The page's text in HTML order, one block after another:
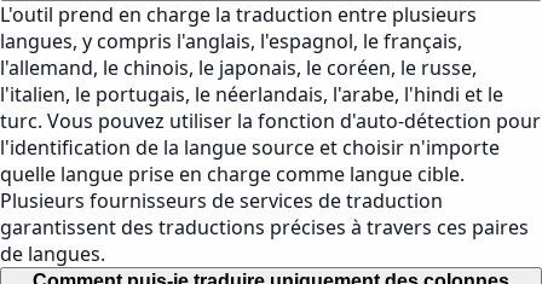
L'outil prend en charge la traduction entre plusieurs
langues, y compris l'anglais, l'espagnol, le français,
l'allemand, le chinois, le japonais, le coréen, le russe,
l'italien, le portugais, le néerlandais, l'arabe, l'hindi et le
turc. Vous pouvez utiliser la fonction d'auto-détection pour
l'identification de la langue source et choisir n'importe
quelle langue prise en charge comme langue cible.
Plusieurs fournisseurs de services de traduction
garantissent des traductions précises à travers ces paires
de langues.